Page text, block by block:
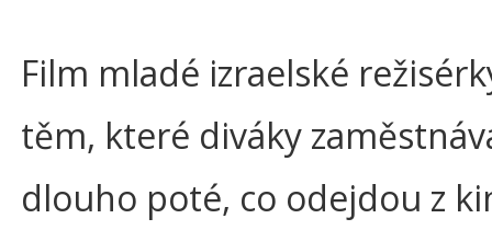
Film mladé izraelské
těm, které diváky
dlouho poté, co odejdou z